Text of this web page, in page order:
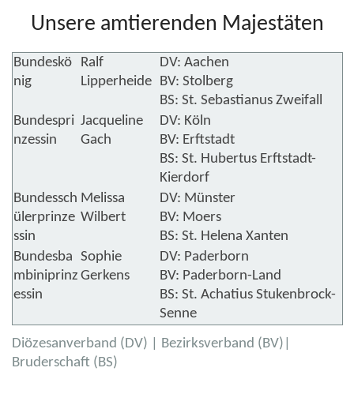
Unsere amtierenden Majestäten
Bundeskö
nig
Ralf
Lipperheide
DV: Aachen
BV: Stolberg
BS: St. Sebastianus Zweifall
Bundespri
nzessin
Jacqueline
Gach
DV: Köln
BV: Erftstadt
BS: St. Hubertus Erftstadt-
Kierdorf
Bundessch
ülerprinze
ssin
Melissa
Wilbert
DV: Münster
BV: Moers
BS: St. Helena Xanten
Bundesba
mbiniprinz
essin
Sophie
Gerkens
DV: Paderborn
BV: Paderborn-Land
BS: St. Achatius Stukenbrock-
Senne
Diözesanverband (DV) | Bezirksverband (BV)|
Bruderschaft (BS)